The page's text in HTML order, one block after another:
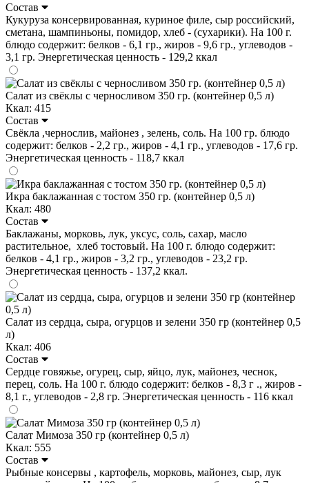
Состав
Кукуруза консервированная, куриное филе, сыр российский,
сметана, шампиньоны, помидор, хлеб - (сухарики). На 100 г.
блюдо содержит: белков - 6,1 гр., жиров - 9,6 гр., углеводов -
3,1 гр. Энергетическая ценность - 129,2 ккал
Салат из свёклы с черносливом 350 гр. (контейнер 0,5 л)
Ккал: 415
Состав
Свёкла ,чернослив, майонез , зелень, соль. На 100 гр. блюдо
содержит: белков - 2,2 гр., жиров - 4,1 гр., углеводов - 17,6 гр.
Энергетическая ценность - 118,7 ккал
Икра баклажанная с тостом 350 гр. (контейнер 0,5 л)
Ккал: 480
Состав
Баклажаны, морковь, лук, уксус, соль, сахар, масло
растительное, хлеб тостовый. На 100 г. блюдо содержит:
белков - 4,1 гр., жиров - 3,2 гр., углеводов - 23,2 гр.
Энергетическая ценность - 137,2 ккал.
Салат из сердца, сыра, огурцов и зелени 350 гр (контейнер 0,5
л)
Ккал: 406
Состав
Сердце говяжье, огурец, сыр, яйцо, лук, майонез, чеснок,
перец, соль. На 100 г. блюдо содержит: белков - 8,3 г ., жиров -
8,1 г., углеводов - 2,8 гр. Энергетическая ценность - 116 ккал
Салат Мимоза 350 гр (контейнер 0,5 л)
Ккал: 555
Состав
Рыбные консервы , картофель, морковь, майонез, сыр, лук